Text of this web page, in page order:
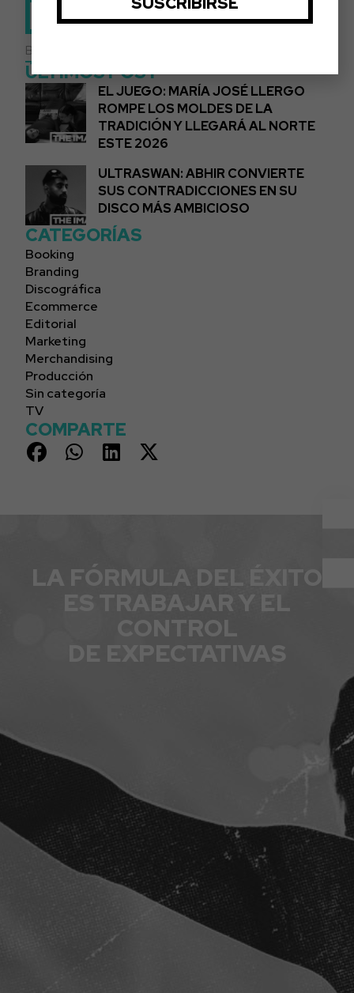
VOLVER A BLOG
ÚLTIMOS POST
EL JUEGO: MARÍA JOSÉ LLERGO
ROMPE LOS MOLDES DE LA
TRADICIÓN Y LLEGARÁ AL NORTE
ESTE 2026
ULTRASWAN: ABHIR CONVIERTE
SUS CONTRADICCIONES EN SU
DISCO MÁS AMBICIOSO
CATEGORÍAS
Booking
Branding
Discográfica
Ecommerce
Editorial
Marketing
Merchandising
Producción
Sin categoría
TV
COMPARTE
LA FÓRMULA DEL ÉXITO
ES TRABAJAR Y EL
CONTROL
DE EXPECTATIVAS
ENTRADAS CONCIERTOS
PLATAFORMA D2FY